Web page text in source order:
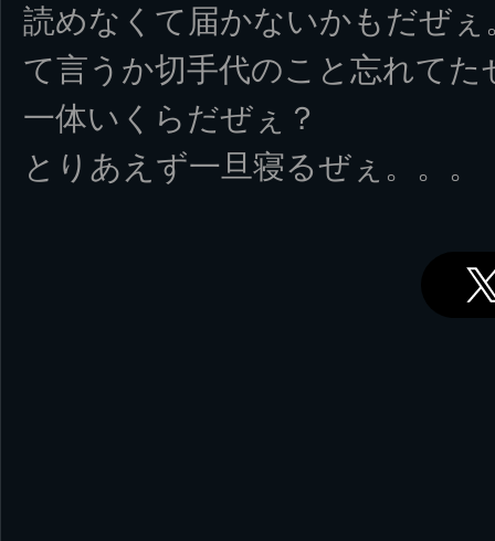
読めなくて届かないかもだぜぇ
て言うか切手代のこと忘れてた
一体いくらだぜぇ？
とりあえず一旦寝るぜぇ。。。